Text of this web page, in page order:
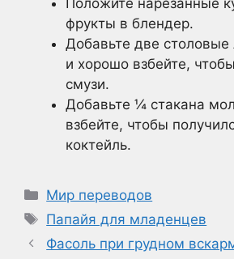
Положите нарезанные
фрукты в блендер.
Добавьте две столовые
и хорошо взбейте,
смузи.
Добавьте ¼ стакана
взбейте, чтобы
коктейль.
Рубрики
Мир переводов
Метки
Папайя для младенцев
Фасоль при грудном